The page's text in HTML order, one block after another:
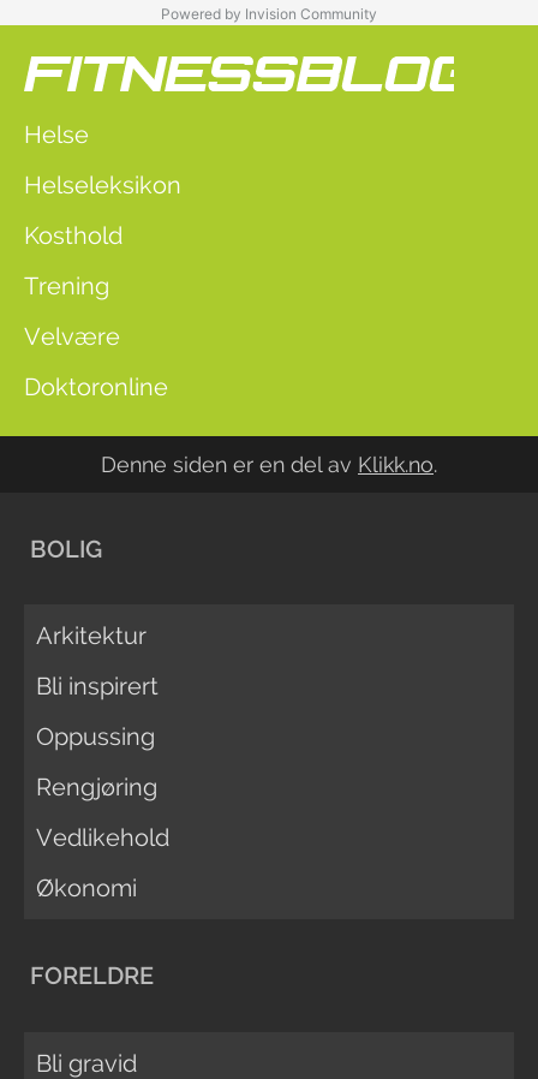
Powered by Invision Community
Helse
Helseleksikon
Kosthold
Trening
Velvære
Doktoronline
Denne siden er en del av Klikk.no.
BOLIG
Arkitektur
Bli inspirert
Oppussing
Rengjøring
Vedlikehold
Økonomi
FORELDRE
Bli gravid